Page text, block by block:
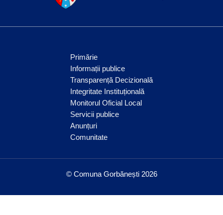
Primărie
Informații publice
Transparență Decizională
Integritate Instituțională
Monitorul Oficial Local
Servicii publice
Anunțuri
Comunitate
© Comuna Gorbănești 2026